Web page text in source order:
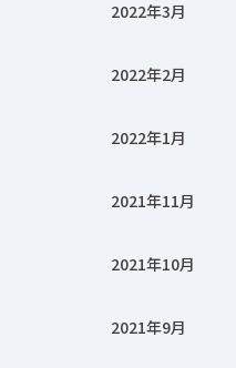
2022年3月
2022年2月
2022年1月
2021年11月
2021年10月
2021年9月